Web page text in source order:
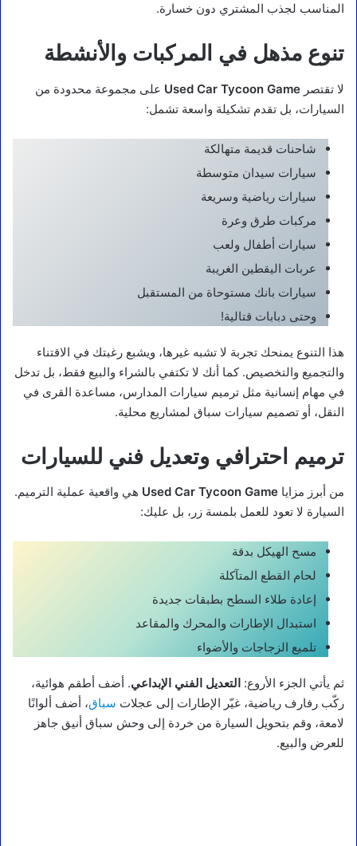
المناسب لجذب المشتري دون خسارة.
تنوع مذهل في المركبات والأنشطة
لا تقتصر Used Car Tycoon Game على مجموعة محدودة من
السيارات، بل تقدم تشكيلة واسعة تشمل:
شاحنات قديمة متهالكة
سيارات سيدان متوسطة
سيارات رياضية وسريعة
مركبات طرق وعرة
سيارات أطفال ولعب
عربات اليقطين الغريبة
سيارات بانك مستوحاة من المستقبل
وحتى دبابات قتالية!
هذا التنوع يمنحك تجربة لا تشبه غيرها، ويشبع رغبتك في الاقتناء
والتجميع والتخصيص. كما أنك لا تكتفي بالشراء والبيع فقط، بل تدخل
في مهام إنسانية مثل ترميم سيارات المدارس، مساعدة القرى في
النقل، أو تصميم سيارات سباق لمشاريع محلية.
ترميم احترافي وتعديل فني للسيارات
من أبرز مزايا Used Car Tycoon Game هي واقعية عملية الترميم.
السيارة لا تعود للعمل بلمسة زر، بل عليك:
مسح الهيكل بدقة
لحام القطع المتآكلة
إعادة طلاء السطح بطبقات جديدة
استبدال الإطارات والمحرك والمقاعد
تلميع الزجاجات والأضواء
ثم يأتي الجزء الأروع: التعديل الفني الإبداعي. أضف أطقم هوائية،
ركّب رفارف رياضية، غيّر الإطارات إلى عجلات سباق، أضف ألوانًا
لامعة، وقم بتحويل السيارة من خردة إلى وحش سباق أنيق جاهز
للعرض والبيع.